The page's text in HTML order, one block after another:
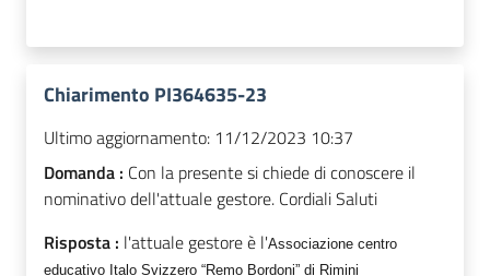
Chiarimento PI364635-23
Ultimo aggiornamento: 11/12/2023 10:37
Domanda : Con la presente si chiede di conoscere il
nominativo dell'attuale gestore. Cordiali Saluti
Risposta : l'attuale gestore è l'Associazione centro
educativo Italo Svizzero “Remo Bordoni” di Rimini